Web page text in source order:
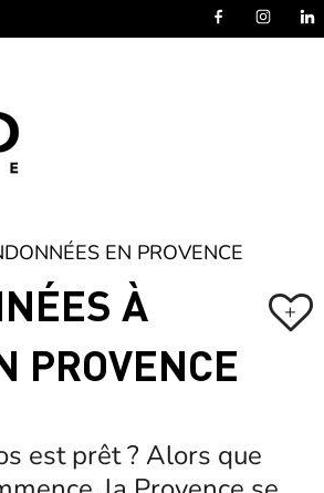
EN PROVENCE
À
PROVENCE
+
est prêt ? Alors que